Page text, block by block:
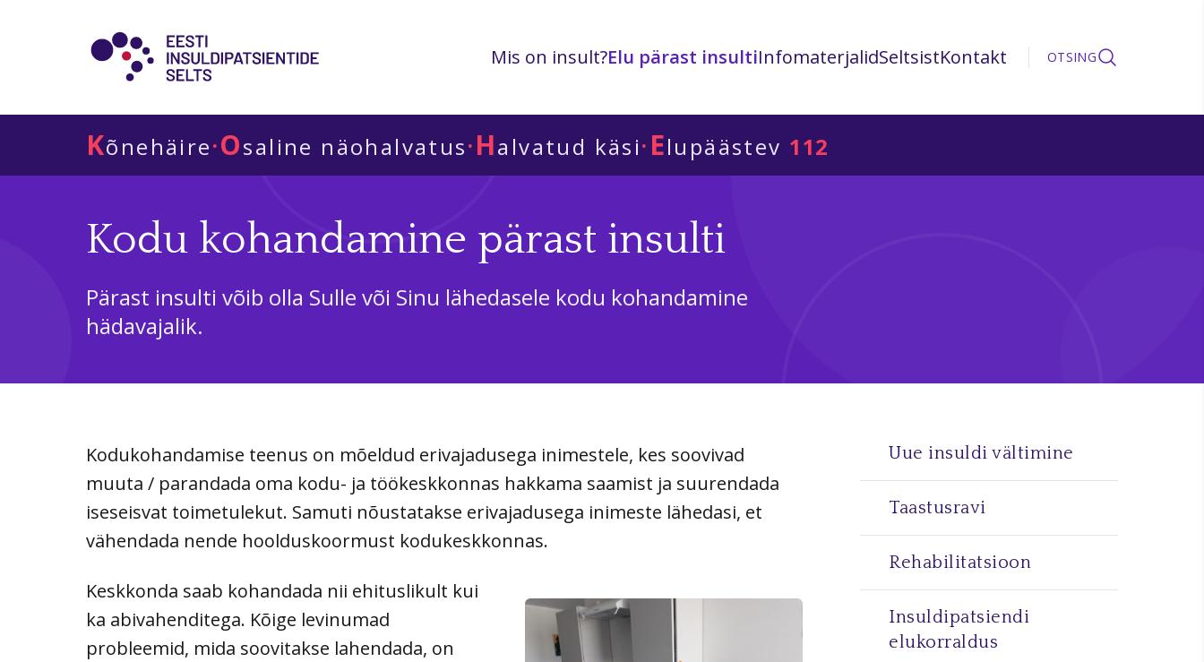
Mis on insult?Elu pärast insultiInfomaterjalidSeltsistKontakt OTSING
Kõnehäire·Osaline näohalvatus·Halvatud käsi· Elupäästev 112
Kodu kohandamine pärast insulti
Pärast insulti võib olla Sulle või Sinu lähedasele kodu kohandamine
hädavajalik.
Kodukohandamise teenus on mõeldud erivajadusega inimestele, kes soovivad
muuta / parandada oma kodu- ja töökeskkonnas hakkama saamist ja suurendada
iseseisvat toimetulekut. Samuti nõustatakse erivajadusega inimeste lähedasi, et
vähendada nende hoolduskoormust kodukeskkonnas.
Keskkonda saab kohandada nii ehituslikult kui
ka abivahenditega. Kõige levinumad
probleemid, mida soovitakse lahendada, on
Uue insuldi vältimine
Taastusravi
Rehabilitatsioon
Insuldipatsiendi
elukorraldus